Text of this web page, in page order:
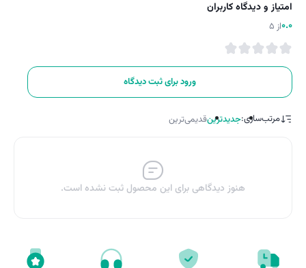
امتیاز و دیدگاه کاربران
0.0از 5
ورود برای ثبت دیدگاه
مرتب‌سازی:جدیدترینقدیمی‌ترین
هنوز دیدگاهی برای این محصول ثبت نشده است.